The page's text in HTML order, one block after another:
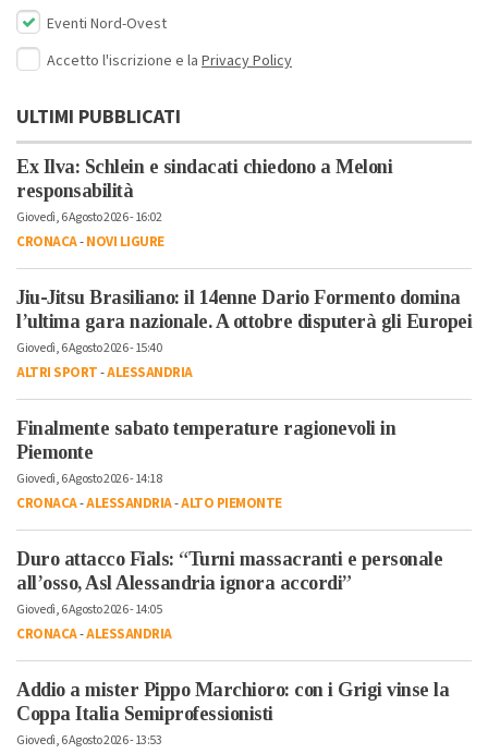
Eventi Nord-Ovest
Accetto l'iscrizione e la Privacy Policy
ULTIMI PUBBLICATI
Ex Ilva: Schlein e sindacati chiedono a Meloni
responsabilità
Giovedì, 6 Agosto 2026 - 16:02
CRONACA-NOVI LIGURE
Jiu-Jitsu Brasiliano: il 14enne Dario Formento domina
l’ultima gara nazionale. A ottobre disputerà gli Europei
Giovedì, 6 Agosto 2026 - 15:40
ALTRI SPORT-ALESSANDRIA
Finalmente sabato temperature ragionevoli in
Piemonte
Giovedì, 6 Agosto 2026 - 14:18
CRONACA-ALESSANDRIA-ALTO PIEMONTE
Duro attacco Fials: “Turni massacranti e personale
all’osso, Asl Alessandria ignora accordi”
Giovedì, 6 Agosto 2026 - 14:05
CRONACA-ALESSANDRIA
Addio a mister Pippo Marchioro: con i Grigi vinse la
Coppa Italia Semiprofessionisti
Giovedì, 6 Agosto 2026 - 13:53